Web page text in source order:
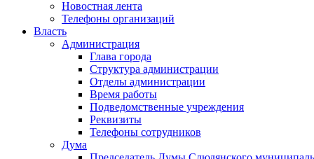
Новостная лента
Телефоны организаций
Власть
Администрация
Глава города
Структура администрации
Отделы администрации
Время работы
Подведомственные учреждения
Реквизиты
Телефоны сотрудников
Дума